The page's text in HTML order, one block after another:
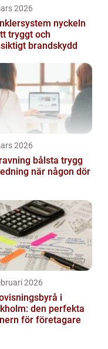
2026
nyckeln
tryggt och
brandskydd
2026
bålsta trygg
när någon dör
2026
i
den perfekta
för företagare